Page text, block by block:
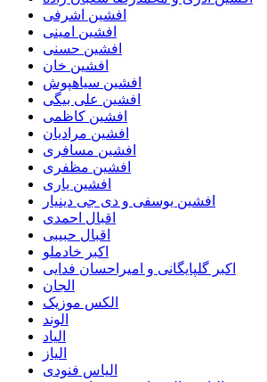
افشین اشرفی
افشین امینی
افشین حسنی
افشین خان
افشین سیاهپوش
افشین علی بیگی
افشین کاظمی
افشین مرادیان
افشین مسافری
افشین مظفری
افشین یاری
افشین یوسفی و دی جی دینیار
اقبال احمدی
اقبال حبیبی
اکبر خادملو
اکبر گلپایگانی و امیراحسان فدایی
الجان
الکس موزیک
الوند
الیاد
الیاز
الیاس فنودی